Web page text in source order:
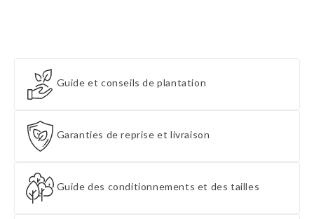
Guide et conseils de plantation
Garanties de reprise et livraison
Guide des conditionnements et des tailles